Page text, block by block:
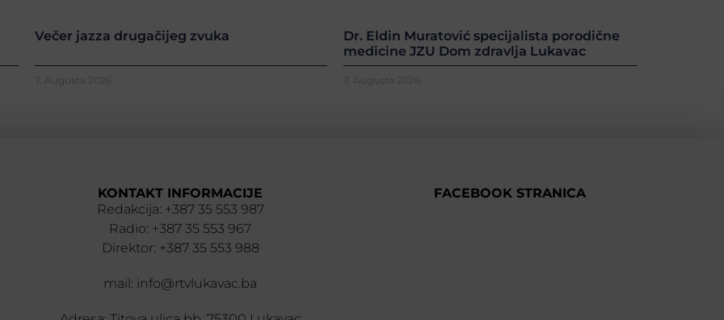
Večer jazza drugačijeg zvuka
7. Augusta 2026.
Dr. Eldin Muratović specijalista porodične
medicine JZU Dom zdravlja Lukavac
7. Augusta 2026.
KONTAKT INFORMACIJE
Redakcija: +387 35 553 987
Radio: +387 35 553 967
Direktor: +387 35 553 988
mail: info@rtvlukavac.ba
FACEBOOK STRANICA